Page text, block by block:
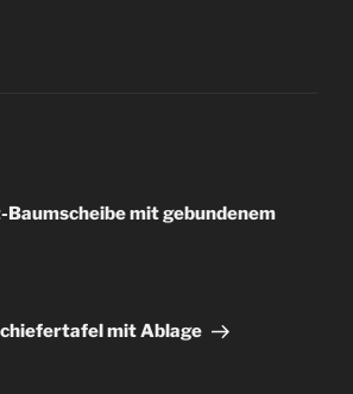
mit gebundenem
mit Ablage